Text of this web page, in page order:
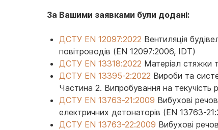
За Вашими заявками були додані:
ДСТУ EN 12097:2022 Вентиляція
повітроводів (EN 12097:2006, IDT)
ДСТУ EN 13318:2022 Матеріал стяжки
ДСТУ EN 13395-2:2022 Вироби та
Частина 2. Випробування на
ДСТУ EN 13763-21:2009 Вибухові
електричних детонаторів (EN 13763-
ДСТУ EN 13763-22:2009 Вибухові